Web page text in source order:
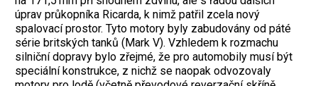
úprav průkopníka Ricarda, k nimž patřil zcela nový
spalovací prostor. Tyto motory byly zabudovány od páté
série britských tanků (Mark V). Vzhledem k rozmachu
silniční dopravy bylo zřejmé, že pro automobily musí být
speciální konstrukce, z nichž se naopak odvozovaly